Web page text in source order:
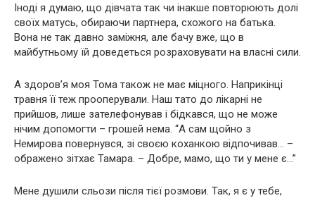
Iнодi я думаю, що дiвчата так чи iнакше повторюють долi
своїх матусь, обираючи партнера, схожого на батька.
Вона не так давно замiжня, але бачу вже, що в
майбутньому їй доведеться розраховувати на власнi сили.
А здоров’я моя Тома також не має мiцного. Наприкiнцi
травня її теж прооперували. Наш тато до лiкарнi не
прийшов, лише зателефонував i бiдкався, що не може
нiчим допомогти – грошей нема. “А сам щойно з
Немирова повернувся, зi своєю коханкою вiдпочивав… –
ображено зiтхає Тамара. – Добре, мамо, що ти у мене є…”
Мене душили сльози пiсля тiєї розмови. Так, я є у тебе,